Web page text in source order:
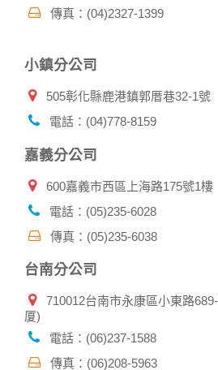
有相關資料，以協助調查及破案！
請妥善保管您在本公司及相關企業伙
本公司相關企業伙伴網站所提供的服
或關閉網頁瀏覽器，以防止他人讀取您
問或訂購時，請立即通知本站。
傳真：(04)2327-1399
小鎮分公司
505彰化縣鹿港鎮郭厝巷32-1號
電話：(04)778-8159
嘉義分公司
600嘉義市西區上海路175號1樓
電話：(05)235-6028
傳真：(05)235-6038
台南分公司
710012台南市永康區小東路
厦)
電話：(06)237-1588
傳真：(06)208-5963